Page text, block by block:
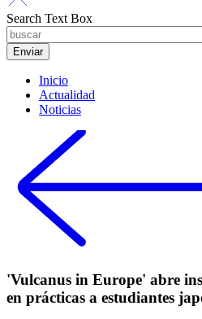
Search Text Box
Inicio
Actualidad
Noticias
'Vulcanus in Europe' abre
en prácticas a estudiantes